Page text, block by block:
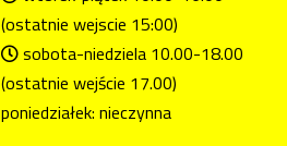
(ostatnie wejscie 15:00)
sobota-niedziela 10.00-18.00
(ostatnie wejście 17.00)
poniedziałek: nieczynna